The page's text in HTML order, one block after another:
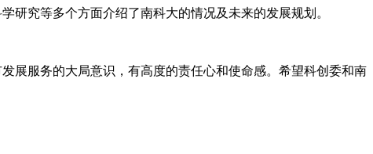
研究等多个方面介绍了南科大的情况及未来的发展规划。
展服务的大局意识，有高度的责任心和使命感。希望科创委和南